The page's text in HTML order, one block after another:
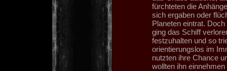
fürchteten die
sich ergaben oder
Planeten eintrat.
ging das Schiff
festzuhalten und so
orientierungslos im
nutzten ihre Chance
wollten ihn